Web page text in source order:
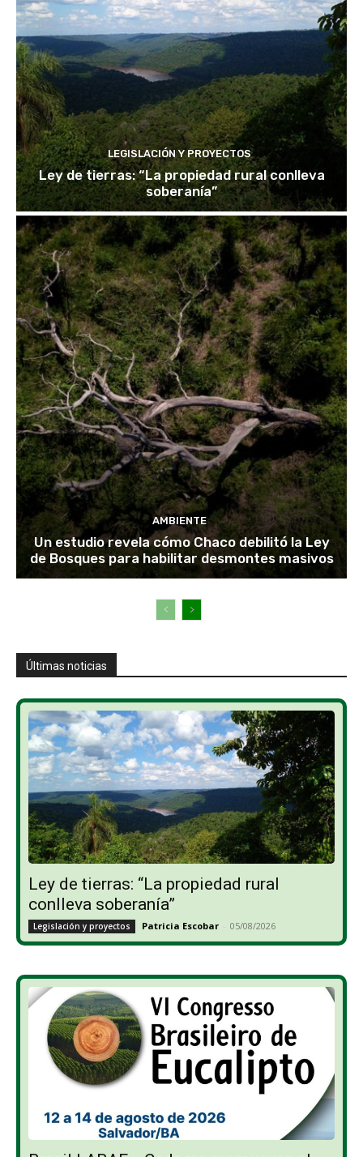
LEGISLACIÓN Y PROYECTOS
Ley de tierras: “La propiedad rural conlleva
soberanía”
AMBIENTE
Un estudio revela cómo Chaco debilitó la Ley
de Bosques para habilitar desmontes masivos
Últimas noticias
Ley de tierras: “La propiedad rural
conlleva soberanía”
Legislación y proyectos Patricia Escobar - 05/08/2026